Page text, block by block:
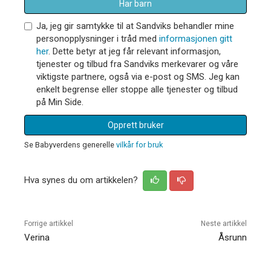
Har barn
Ja, jeg gir samtykke til at Sandviks behandler mine
personopplysninger i tråd med informasjonen gitt
her. Dette betyr at jeg får relevant informasjon,
tjenester og tilbud fra Sandviks merkevarer og våre
viktigste partnere, også via e-post og SMS. Jeg kan
enkelt begrense eller stoppe alle tjenester og tilbud
på Min Side.
Opprett bruker
Se Babyverdens generelle vilkår for bruk
Hva synes du om artikkelen?
Forrige artikkel
Verina
Neste artikkel
Åsrunn